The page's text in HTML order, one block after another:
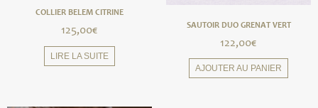
COLLIER BELEM CITRINE
125,00€
LIRE LA SUITE
SAUTOIR DUO GRENAT VERT
122,00€
AJOUTER AU PANIER